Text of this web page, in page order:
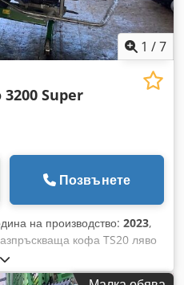
1 /7
3200 Super
Позвънете
на производство: 2023,
кофа TS20 ляво
ляво + дясно с Auto TS
+ дясно с AutoTS,